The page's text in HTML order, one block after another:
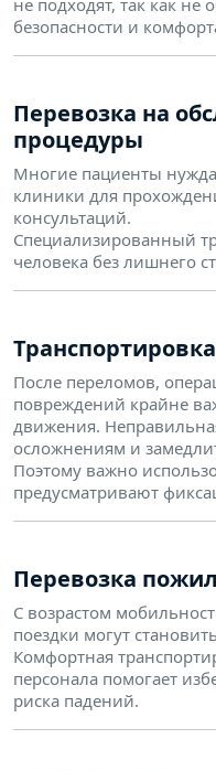
не подходят, так как
безопасности и
Перевозка на
процедуры
Многие пациенты
клиники для
консультаций.
Специализированный
человека без лишнего
После переломов,
повреждений крайне
движения.
осложнениям и
Поэтому важно
предусматривают
Перевозка
С возрастом
поездки могут
Комфортная
персонала помогает
риска падений.